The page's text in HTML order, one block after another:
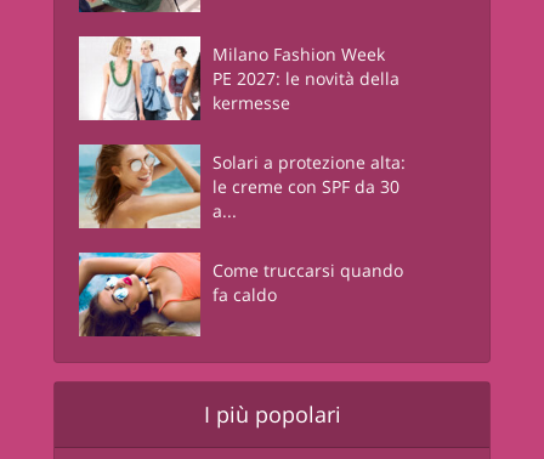
Milano Fashion Week
PE 2027: le novità della
kermesse
Solari a protezione alta:
le creme con SPF da 30
a...
Come truccarsi quando
fa caldo
I più popolari